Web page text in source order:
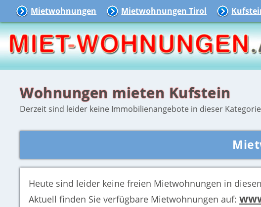
Mietwohnungen Mietwohnungen Tirol
Wohnungen mieten Kufstein
Derzeit sind leider keine Immobilienangebote in dieser
Heute sind leider keine freien Mietwohnungen in
Aktuell finden Sieverfügbare Mietwohnungen auf: